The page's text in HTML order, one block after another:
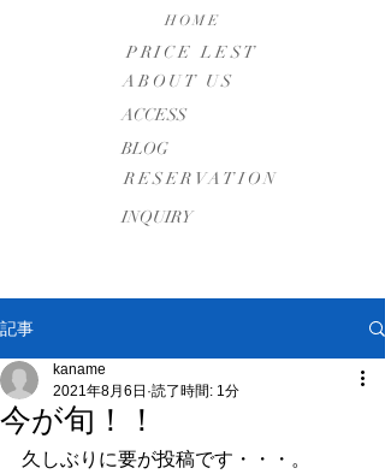
HOME
PRICE LEST
ABOUT US
​ACCESS
BLOG
RESERVATION
INQUIRY
記事
今が旬！！
kaname
2021年8月6日 読了時間: 1分
久しぶりに要が投稿です・・・。